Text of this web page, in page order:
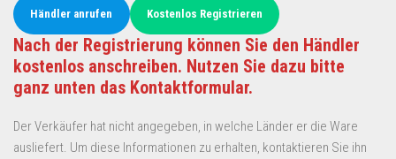
Händler anrufen Kostenlos Registrieren
Nach der Registrierung können Sie den Händler
kostenlos anschreiben. Nutzen Sie dazu bitte
ganz unten das Kontaktformular.
Der Verkäufer hat nicht angegeben, in welche Länder er die Ware
ausliefert. Um diese Informationen zu erhalten, kontaktieren Sie ihn